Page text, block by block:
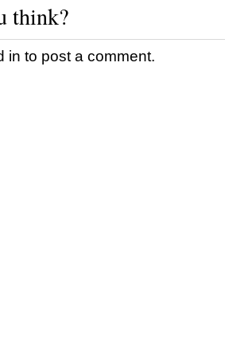
think?
in to post a comment.